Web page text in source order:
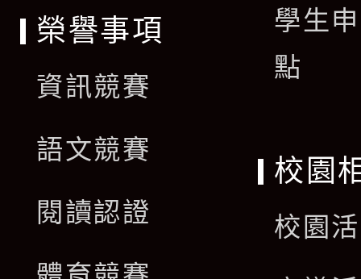
學生
點
榮譽事項
資訊競賽
語文競賽
閱讀認證
校園
校園